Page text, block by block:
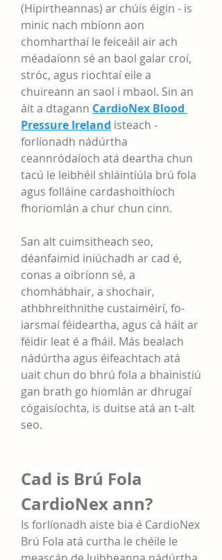
(Hipirtheannas) ar chúis éigin - is
minic nach mbíonn aon
chomharthaí le feiceáil air ach
méadaíonn sé an baol galar croí,
stróc, agus riochtaí eile a
chuireann an saol i mbaol. Sin an
áit a dtagann CardioNex Blood
Pressure Ireland isteach -
forlíonadh nádúrtha
ceannródaíoch atá deartha chun
tacú le leibhéil shláintiúla brú fola
agus folláine cardashoithíoch
fhoriomlán a chur chun cinn.
San alt cuimsitheach seo,
déanfaimid iniúchadh ar cad é,
conas a oibríonn sé, a
chomhábhair, a shochair,
athbhreithnithe custaiméirí, fo-
iarsmaí féideartha, agus cá háit ar
féidir leat é a fháil. Más bealach
nádúrtha agus éifeachtach atá
uait chun do bhrú fola a bhainistiú
gan brath go hiomlán ar dhrugaí
cógaisíochta, is duitse atá an t-alt
seo.
Cad is Brú Fola
CardioNex ann?
Is forlíonadh aiste bia é CardioNex
Brú Fola atá curtha le chéile le